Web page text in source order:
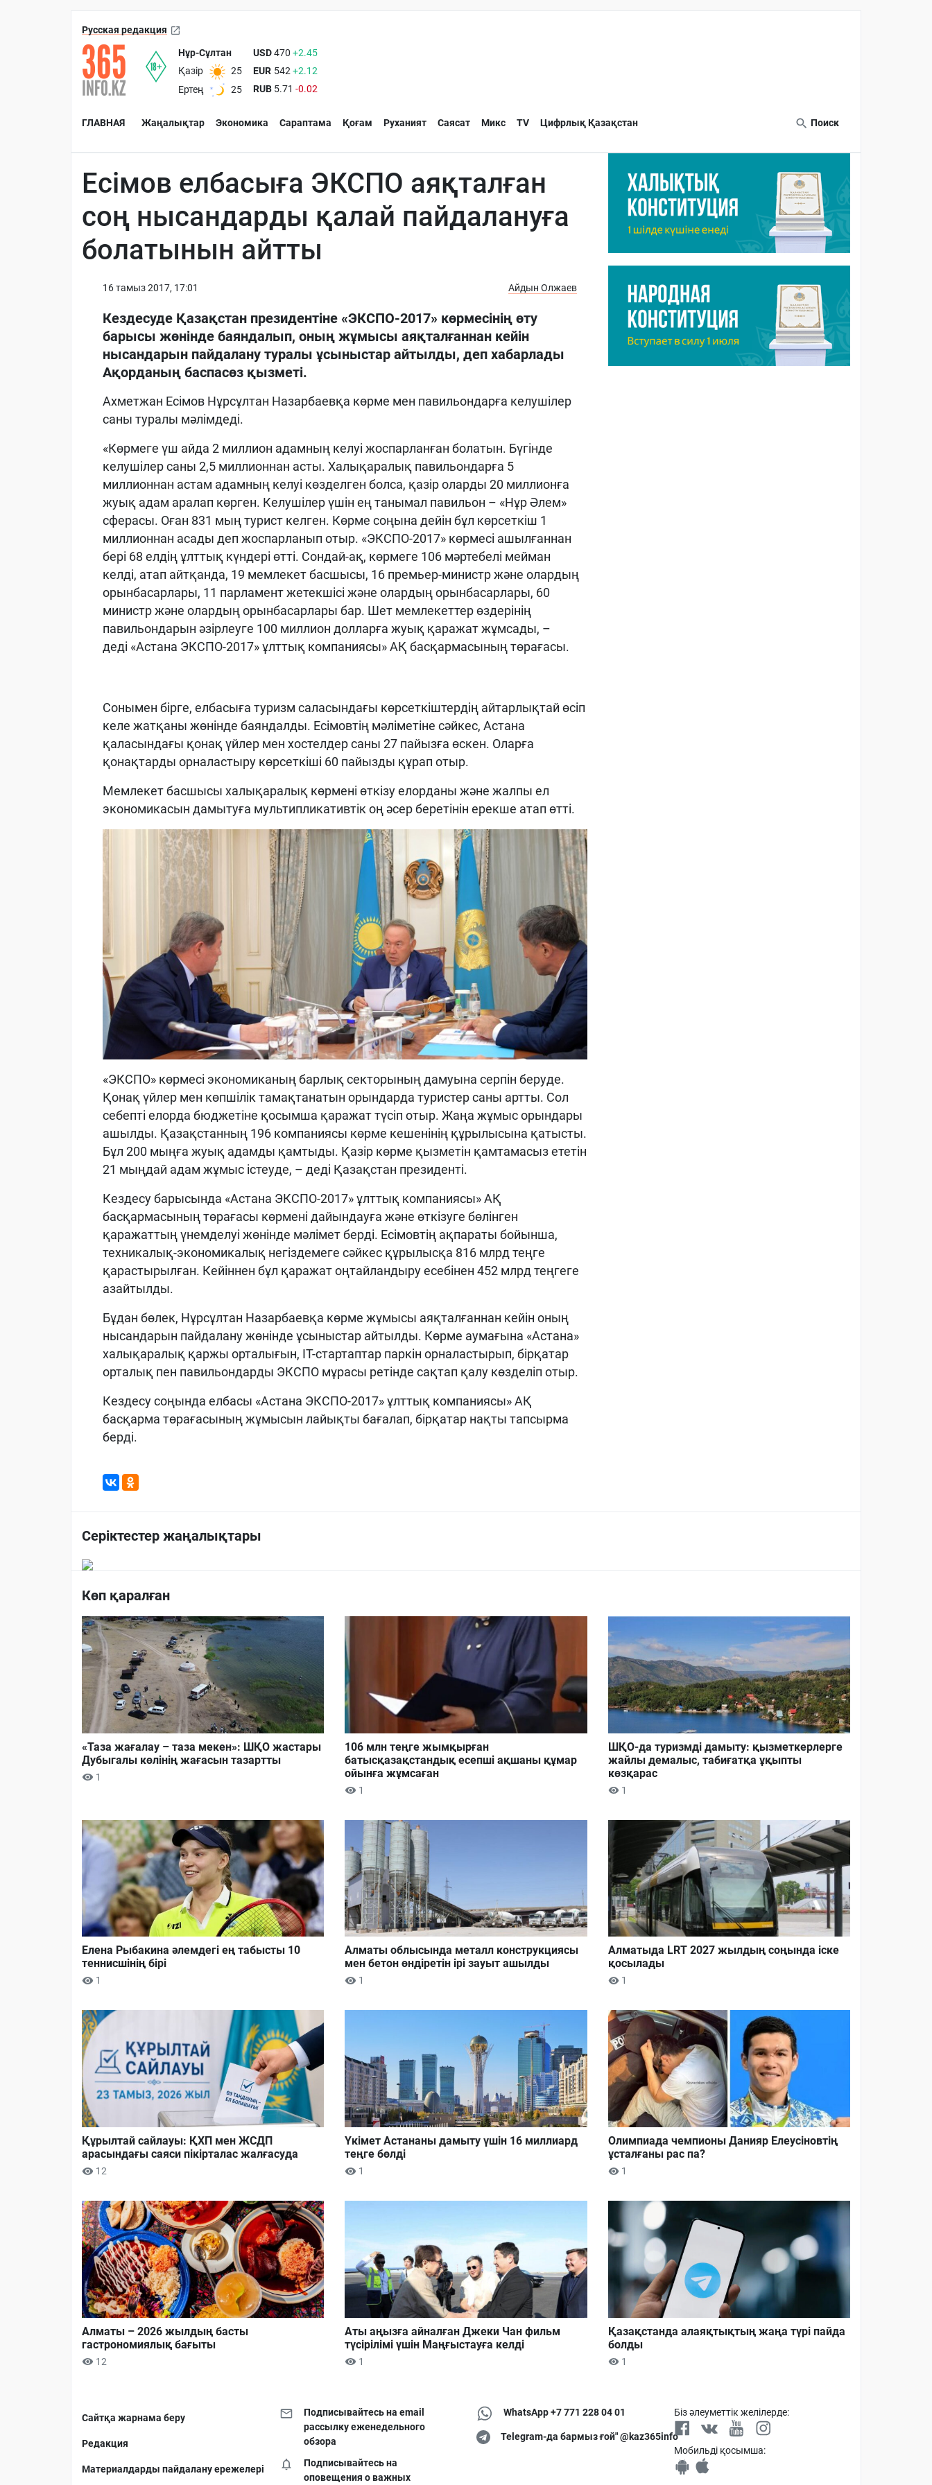
Русская редакция
Нұр-Сұлтан
Қазір
25
Ертең
25
USD470 +2.45
EUR 542 +2.12
RUB 5.71 -0.02
ГЛАВНАЯ Жаңалықтар Экономика Сараптама Қоғам Руханият Саясат Микс TV Цифрлық Қазақстан Поиск
Есімов елбасыға ЭКСПО аяқталған
соң нысандарды қалай пайдалануға
болатынын айтты
16 тамыз 2017, 17:01 Айдын Олжаев
Кездесуде Қазақстан президентіне «ЭКСПО-2017» көрмесінің өту
барысы жөнінде баяндалып, оның жұмысы аяқталғаннан кейін
нысандарын пайдалану туралы ұсыныстар айтылды, деп хабарлады
Ақорданың баспасөз қызметі.
Ахметжан Есімов Нұрсұлтан Назарбаевқа көрме мен павильондарға келушілер
саны туралы мәлімдеді.
«Көрмеге үш айда 2 миллион адамның келуі жоспарланған болатын. Бүгінде
келушілер саны 2,5 миллионнан асты. Халықаралық павильондарға 5
миллионнан астам адамның келуі көзделген болса, қазір оларды 20 миллионға
жуық адам аралап көрген. Келушілер үшін ең танымал павильон – «Нұр Әлем»
сферасы. Оған 831 мың турист келген. Көрме соңына дейін бұл көрсеткіш 1
миллионнан асады деп жоспарланып отыр. «ЭКСПО-2017» көрмесі ашылғаннан
бері 68 елдің ұлттық күндері өтті. Сондай-ақ, көрмеге 106 мәртебелі мейман
келді, атап айтқанда, 19 мемлекет басшысы, 16 премьер-министр және олардың
орынбасарлары, 11 парламент жетекшісі және олардың орынбасарлары, 60
министр және олардың орынбасарлары бар. Шет мемлекеттер өздерінің
павильондарын әзірлеуге 100 миллион долларға жуық қаражат жұмсады, –
деді «Астана ЭКСПО-2017» ұлттық компаниясы» АҚ басқармасының төрағасы.
Сонымен бірге, елбасыға туризм саласындағы көрсеткіштердің айтарлықтай өсіп
келе жатқаны жөнінде баяндалды. Есімовтің мәліметіне сәйкес, Астана
қаласындағы қонақ үйлер мен хостелдер саны 27 пайызға өскен. Оларға
қонақтарды орналастыру көрсеткіші 60 пайызды құрап отыр.
Мемлекет басшысы халықаралық көрмені өткізу елорданы және жалпы ел
экономикасын дамытуға мультипликативтік оң әсер беретінін ерекше атап өтті.
«ЭКСПО» көрмесі экономиканың барлық секторының дамуына серпін беруде.
Қонақ үйлер мен көпшілік тамақтанатын орындарда туристер саны артты. Сол
себепті елорда бюджетіне қосымша қаражат түсіп отыр. Жаңа жұмыс орындары
ашылды. Қазақстанның 196 компаниясы көрме кешенінің құрылысына қатысты.
Бұл 200 мыңға жуық адамды қамтыды. Қазір көрме қызметін қамтамасыз ететін
21 мыңдай адам жұмыс істеуде, – деді Қазақстан президенті.
Кездесу барысында «Астана ЭКСПО-2017» ұлттық компаниясы» АҚ
басқармасының төрағасы көрмені дайындауға және өткізуге бөлінген
қаражаттың үнемделуі жөнінде мәлімет берді. Есімовтің ақпараты бойынша,
техникалық-экономикалық негіздемеге сәйкес құрылысқа 816 млрд теңге
қарастырылған. Кейіннен бұл қаражат оңтайландыру есебінен 452 млрд теңгеге
азайтылды.
Бұдан бөлек, Нұрсұлтан Назарбаевқа көрме жұмысы аяқталғаннан кейін оның
нысандарын пайдалану жөнінде ұсыныстар айтылды. Көрме аумағына «Астана»
халықаралық қаржы орталығын, IT-стартаптар паркін орналастырып, бірқатар
орталық пен павильондарды ЭКСПО мұрасы ретінде сақтап қалу көзделіп отыр.
Кездесу соңында елбасы «Астана ЭКСПО-2017» ұлттық компаниясы» АҚ
басқарма төрағасының жұмысын лайықты бағалап, бірқатар нақты тапсырма
берді.
Серіктестер жаңалықтары
Көп қаралған
«Таза жағалау – таза мекен»: ШҚО жастары
Дубыгалы көлінің жағасын тазартты
1
106 млн теңге жымқырған
батысқазақстандық есепші ақшаны құмар
ойынға жұмсаған
1
ШҚО-да туризмді дамыту: қызметкерлерге
жайлы демалыс, табиғатқа ұқыпты
көзқарас
1
Елена Рыбакина әлемдегі ең табысты 10
теннисшінің бірі
1
Алматы облысында металл конструкциясы
мен бетон өндіретін ірі зауыт ашылды
1
Алматыда LRT 2027 жылдың соңында іске
қосылады
1
Құрылтай сайлауы: ҚХП мен ЖСДП
арасындағы саяси пікірталас жалғасуда
12
Үкімет Астананы дамыту үшін 16 миллиард
теңге бөлді
1
Олимпиада чемпионы Данияр Елеусіновтің
ұсталғаны рас па?
1
Алматы – 2026 жылдың басты
гастрономиялық бағыты
12
Аты аңызға айналған Джеки Чан фильм
түсірілімі үшін Маңғыстауға келді
1
Қазақстанда алаяқтықтың жаңа түрі пайда
болды
1
Сайтқа жарнама беру
Редакция
Материалдарды пайдалану ережелері
Подписывайтесь на email
рассылку еженедельного
обзора
Подписывайтесь на
оповещения о важных
WhatsApp +7 771 228 04 01
Telegram-да бармыз ғой" @kaz365info
Біз әлеуметтік желілерде:
Мобильді қосымша: